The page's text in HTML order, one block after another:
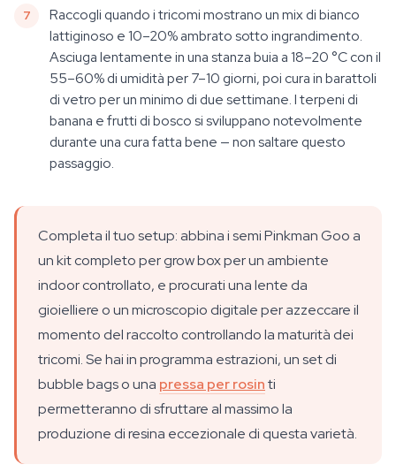
Raccogli quando i tricomi mostrano un mix di bianco
lattiginoso e 10–20% ambrato sotto ingrandimento.
Asciuga lentamente in una stanza buia a 18–20 °C con il
55–60% di umidità per 7–10 giorni, poi cura in barattoli
di vetro per un minimo di due settimane. I terpeni di
banana e frutti di bosco si sviluppano notevolmente
durante una cura fatta bene — non saltare questo
passaggio.
Completa il tuo setup: abbina i semi Pinkman Goo a
un kit completo per grow box per un ambiente
indoor controllato, e procurati una lente da
gioielliere o un microscopio digitale per azzeccare il
momento del raccolto controllando la maturità dei
tricomi. Se hai in programma estrazioni, un set di
bubble bags o una pressa per rosinti
permetteranno di sfruttare al massimo la
produzione di resina eccezionale di questa varietà.